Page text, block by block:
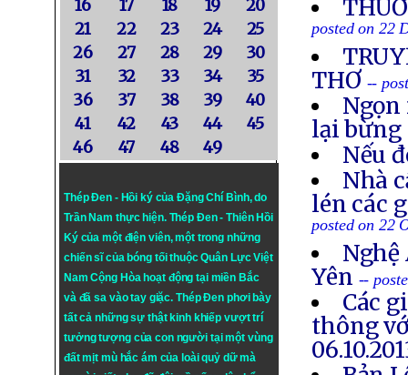
16
17 18 19
20
21
22 23 24
25
26
27 28 29
30
31
32 33 34
35
36
37 38 39
40
41
42 43 44
45
46
47 48 49
Thép Đen - Hồi ký của Đặng Chí Bình, do
Trần Nam thực hiện. Thép Đen- Thiên Hồi
Ký của một điện viên, một trong những
chiến sĩ của bóng tối thuộc Quân Lực Việt
Nam Cộng Hòa hoạt động tại miền Bắc
và đã sa vào tay giặc. Thép Đen phơi bày
tất cả những sự thật kinh khiếp vượt trí
tưởng tượng của con người tại một vùng
đất mịt mù hắc ám của loài quỷ dữ mà
posted on 22
THƠ --
lại bừng
Nếu
Nhà
lén các
posted on 22
Nghệ
Yên --
Các
thông